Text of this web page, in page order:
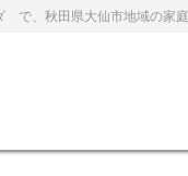
、秋田県大仙市地域の家